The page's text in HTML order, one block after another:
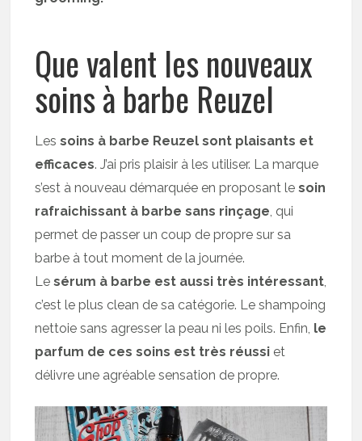
Que valent les nouveaux
soins à barbe Reuzel
Lessoins à barbe Reuzel sont plaisants et
efficaces. J’ai pris plaisir à les utiliser. La marque
s’est à nouveau démarquée en proposant lesoin
rafraichissant à barbe sans rinçage, qui
permet de passer un coup de propre sur sa
barbe à tout moment de la journée.
Lesérum à barbe est aussi très intéressant,
c’est le plus clean de sa catégorie. Le shampoing
nettoie sans agresser la peau ni les poils. Enfin, le
parfum de ces soins est très réussi et
délivre une agréable sensation de propre.